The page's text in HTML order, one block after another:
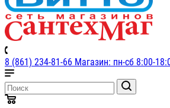
8 (861) 234-81-66 Магазин: пн-сб 8:00-